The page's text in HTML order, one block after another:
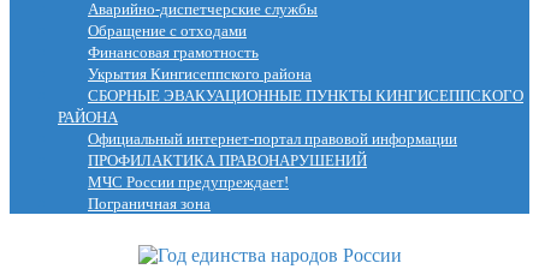
Аварийно-диспетчерские службы
Обращение с отходами
Финансовая грамотность
Укрытия Кингисеппского района
СБОРНЫЕ ЭВАКУАЦИОННЫЕ ПУНКТЫ КИНГИСЕППСКОГО
РАЙОНА
Официальный интернет-портал правовой информации
ПРОФИЛАКТИКА ПРАВОНАРУШЕНИЙ
МЧС России предупреждает!
Пограничная зона